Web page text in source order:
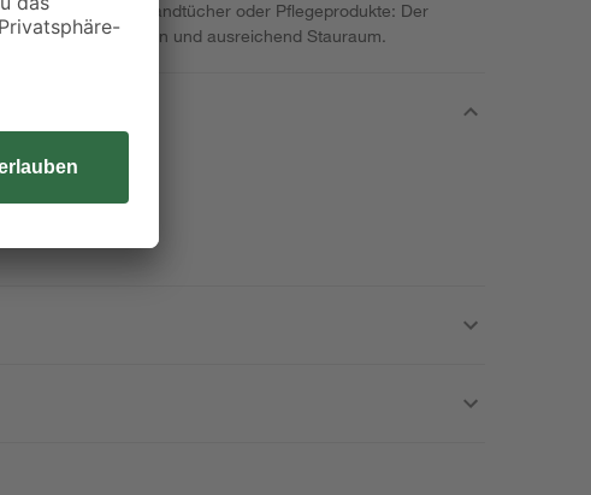
Ob für Handtücher oder Pflegeprodukte: Der
und ausreichend Stauraum.